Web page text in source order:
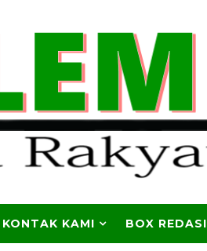
KONTAK KAMI BOX REDASI